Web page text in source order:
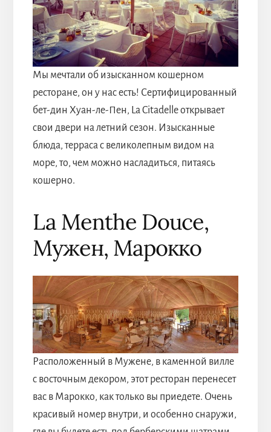
Мы мечтали об изысканном кошерном
ресторане, он у нас есть! Сертифицированный
бет-дин Хуан-ле-Пен, La Citadelle открывает
свои двери на летний сезон. Изысканные
блюда, терраса с великолепным видом на
море, то, чем можно насладиться, питаясь
кошерно.
La Menthe Douce,
Мужен, Марокко
Расположенный в Мужене, в каменной вилле
с восточным декором, этот ресторан перенесет
вас в Марокко, как только вы приедете. Очень
красивый номер внутри, и особенно снаружи,